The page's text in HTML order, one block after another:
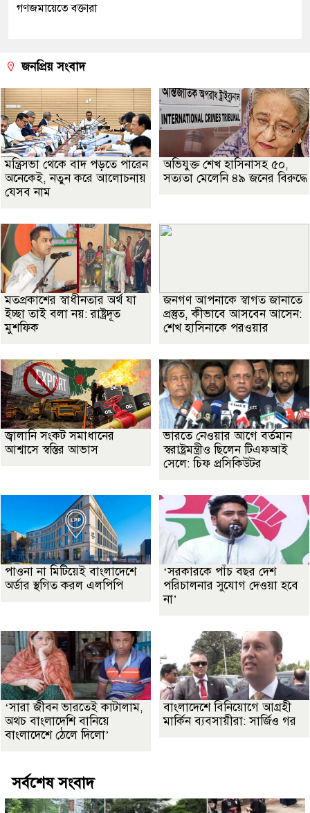
গণজমায়েতে বক্তারা
জনপ্রিয় সংবাদ
মন্ত্রিসভা থেকে বাদ পড়তে পারেন
অনেকেই, নতুন করে আলোচনায়
যেসব নাম
অভিযুক্ত শেখ হাসিনাসহ ৫০,
সত্যতা মেলেনি ৪৯ জনের বিরুদ্ধে
মতপ্রকাশের স্বাধীনতার অর্থ যা
ইচ্ছা তাই বলা নয়: রাষ্ট্রদূত
মুশফিক
জনগণ আপনাকে স্বাগত জানাতে
প্রস্তুত, কীভাবে আসবেন আসেন:
শেখ হাসিনাকে পরওয়ার
জ্বালানি সংকট সমাধানের
আশ্বাসে স্বস্তির আভাস
ভারতে নেওয়ার আগে বর্তমান
স্বরাষ্ট্রমন্ত্রীও ছিলেন টিএফআই
সেলে: চিফ প্রসিকিউটর
পাওনা না মিটিয়েই বাংলাদেশে
অর্ডার স্থগিত করল এলপিপি
‘সরকারকে পাঁচ বছর দেশ
পরিচালনার সুযোগ দেওয়া হবে
না’
‘সারা জীবন ভারতেই কাটালাম,
অথচ বাংলাদেশি বানিয়ে
বাংলাদেশে ঠেলে দিলো’
বাংলাদেশে বিনিয়োগে আগ্রহী
মার্কিন ব্যবসায়ীরা: সার্জিও গর
সর্বশেষ সংবাদ